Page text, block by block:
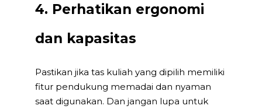
4. Perhatikan ergonomi
dan kapasitas
Pastikan jika tas kuliah yang dipilih memiliki
fitur pendukung memadai dan nyaman
saat digunakan. Dan jangan lupa untuk